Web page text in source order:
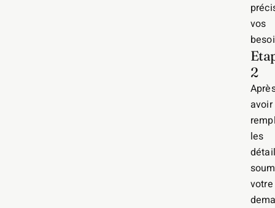
vos
2
avoir
les
votre